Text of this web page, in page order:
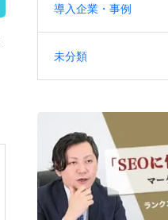
会社選びを解説
デメリット
の選び方を
導入企業・事例
未分類